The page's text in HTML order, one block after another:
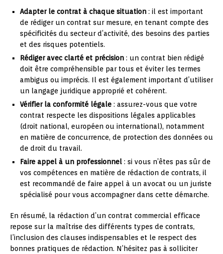
Adapter le contrat à chaque situation : il est important
de rédiger un contrat sur mesure, en tenant compte des
spécificités du secteur d’activité, des besoins des parties
et des risques potentiels.
Rédiger avec clarté et précision : un contrat bien rédigé
doit être compréhensible par tous et éviter les termes
ambigus ou imprécis. Il est également important d’utiliser
un langage juridique approprié et cohérent.
Vérifier la conformité légale : assurez-vous que votre
contrat respecte les dispositions légales applicables
(droit national, européen ou international), notamment
en matière de concurrence, de protection des données ou
de droit du travail.
Faire appel à un professionnel : si vous n’êtes pas sûr de
vos compétences en matière de rédaction de contrats, il
est recommandé de faire appel à un avocat ou un juriste
spécialisé pour vous accompagner dans cette démarche.
En résumé, la rédaction d’un contrat commercial efficace
repose sur la maîtrise des différents types de contrats,
l’inclusion des clauses indispensables et le respect des
bonnes pratiques de rédaction. N’hésitez pas à solliciter